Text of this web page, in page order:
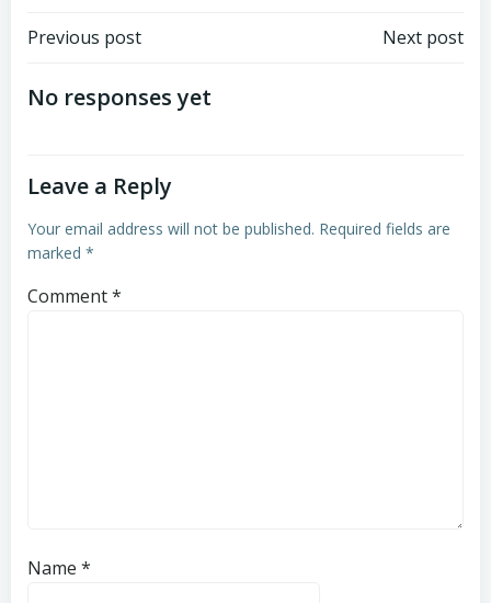
Post
navigation
Previous post Next post
No responses yet
Leave a Reply
Your email address will not be published. Required fields are
marked *
Comment*
Name *